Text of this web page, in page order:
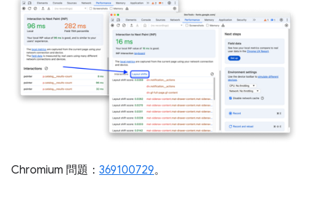
Chromium 問題： 369100729。